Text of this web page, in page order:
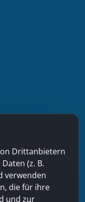
Drittanbietern
(z. B.
verwenden
die für ihre
und zur